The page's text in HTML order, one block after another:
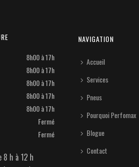
8h00 à 17h
8h00 à 17h
8h00 à 17h
8h00 à 17h
8h00 à 17h
Fermé
Fermé
8 h à 12 h
NAVIGATION
Accueil
Services
Pneus
Pourquoi Perfomax
Blogue
Contact